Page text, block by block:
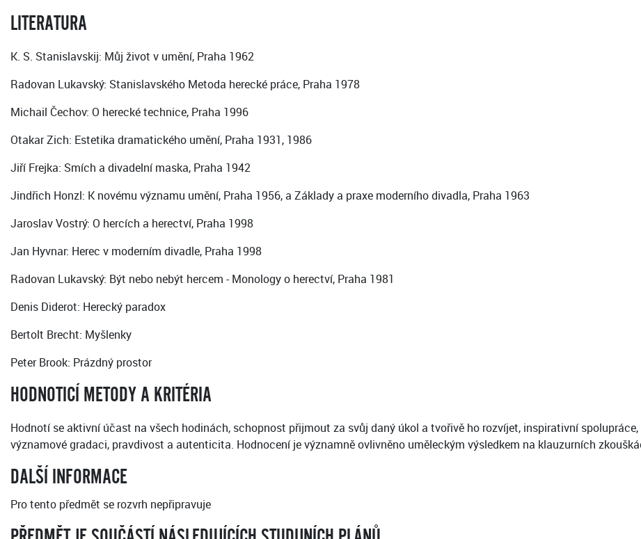
LITERATURA
K. S. Stanislavskij: Můj život v umění, Praha 1962
Radovan Lukavský: Stanislavského Metoda herecké práce, Praha 1978
Michail Čechov: O herecké technice, Praha 1996
Otakar Zich: Estetika dramatického umění, Praha 1931, 1986
Jiří Frejka: Smích a divadelní maska, Praha 1942
Jindřich Honzl: K novému významu umění, Praha 1956, a Základy a praxe moderního divadla, Praha 1963
Jaroslav Vostrý: O hercích a herectví, Praha 1998
Jan Hyvnar: Herec v moderním divadle, Praha 1998
Radovan Lukavský: Být nebo nebýt hercem - Monology o herectví, Praha 1981
Denis Diderot: Herecký paradox
Bertolt Brecht: Myšlenky
Peter Brook: Prázdný prostor
HODNOTICÍ METODY A KRITÉRIA
Hodnotí se aktivní účast na všech hodinách, schopnost přijmout za svůj daný úkol a tvořivě ho rozvíjet, inspirativní
významové gradaci, pravdivost a autenticita. Hodnocení je významně ovlivněno uměleckým výsledkem na klauzurních
DALŠÍ INFORMACE
Pro tento předmět se rozvrh nepřipravuje